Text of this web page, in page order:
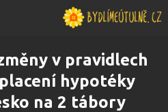
v pravidlech
hypotéky
na 2 tábory